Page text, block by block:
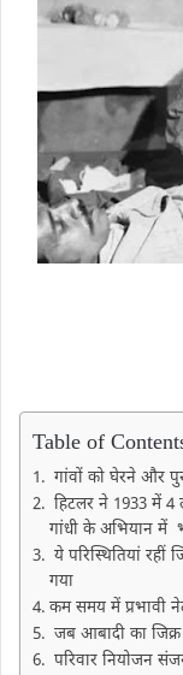
Table of
गांवों को घेरने और
हिटलर ने 1933 में
गांधी के अभियान में
ये परिस्थितियां
गया
कम समय में प्रभावी
जब आबादी का
परिवार नियोजन